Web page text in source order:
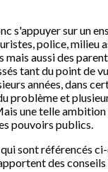
s'appuyer sur un
police, milieu
aussi des
tant du point de
années, dans
problème et
une telle
pouvoirs publics.
sont référencés
des